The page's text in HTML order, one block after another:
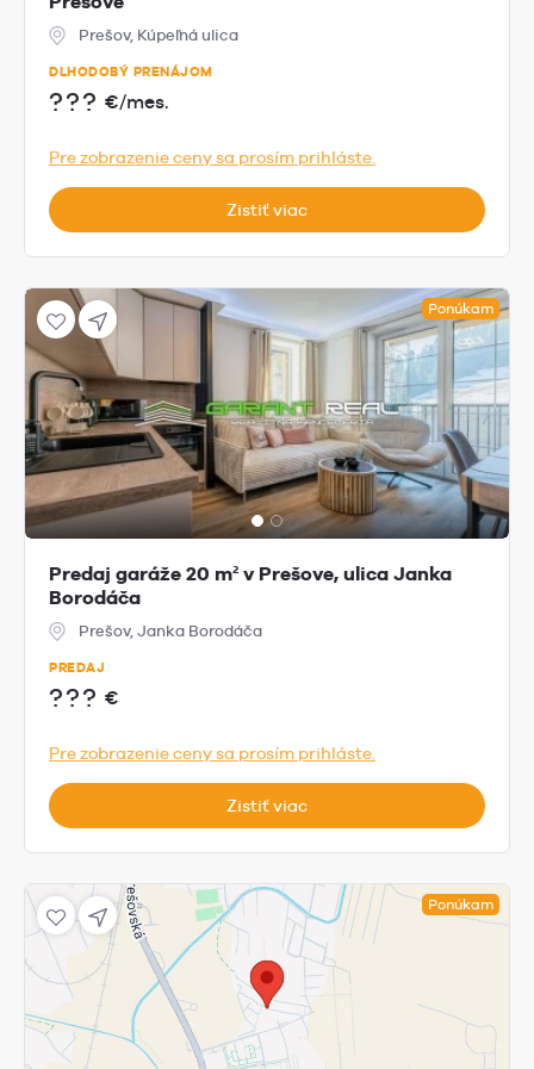
Prešov, Kúpeľná ulica
DLHODOBÝ PRENÁJOM
??? €/mes.
Pre zobrazenie ceny sa prosím prihláste.
Zistiť viac
Ponúkam
Predaj garáže 20 m² v Prešove, ulica Janka
Borodáča
Prešov, Janka Borodáča
PREDAJ
??? €
Pre zobrazenie ceny sa prosím prihláste.
Zistiť viac
Ponúkam